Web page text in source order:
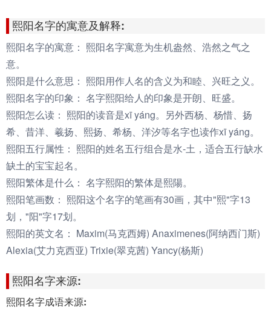
上为很棒的名字，80-90分为很好的名
字，70分以下为不好的名字）
熙阳名字的寓意及解释:
熙阳名字的寓意： 熙阳名字寓意为生机盎然、浩然之气之
意。
熙阳是什么意思： 熙阳用作人名的含义为和睦、兴旺之义。
熙阳名字的印象： 名字熙阳给人的印象是开朗、旺盛。
熙阳怎么读： 熙阳的读音是xī yáng。另外西杨、杨惜、扬
希、昔洋、羲扬、熙扬、希杨、洋汐等名字也读作xī yáng。
熙阳五行属性： 熙阳的姓名五行组合是水-土，适合五行缺水
缺土的宝宝起名。
熙阳繁体是什么： 名字熙阳的繁体是熙陽。
熙阳笔画数： 熙阳这个名字的笔画有30画，其中"熙"字13
划，"阳"字17划。
熙阳的英文名： Maxim(马克西姆) Anaximenes(阿纳西门斯)
Alexia(艾力克西亚) Trixie(翠克茜) Yancy(杨斯)
熙阳名字来源:
熙阳名字成语来源: